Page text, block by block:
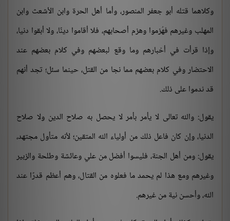
وكلاهما قتله أبو جعفر المنصور، وأما أهل الحرة وابن الأشعث وابن
المهلب وغيرهم فهُزموا وهزم أصحابهم، فلا أقاموا دينًا، ولا أبقوا دنيا،
وإذا قرأت في أخبارهم وما وقع لبعضهم وفي كلام بعضهم عند
الاحتضار وفي كلام بعضهم مما نجا من القتل، حينما سئل؛ تجد أنهم
قد ندموا على ذلك.
يقول: والله تعالى لا يأمر بأمر لا يحصل به صلاح الدين ولا صلاح
الدنيا، وإن كان فاعل ذلك من أولياء الله المتقين؛ لأنه متأول مجتهد،
يقول: ومن أهل الجنة، فليسوا أفضل من علي وعائشة وطلحة والزبير
وغيرهم ومع هذا لم يحمد ما فعلوه من القتال، وهم أعظم قدرًا عند
الله، وأحسن نية من غيرهم.